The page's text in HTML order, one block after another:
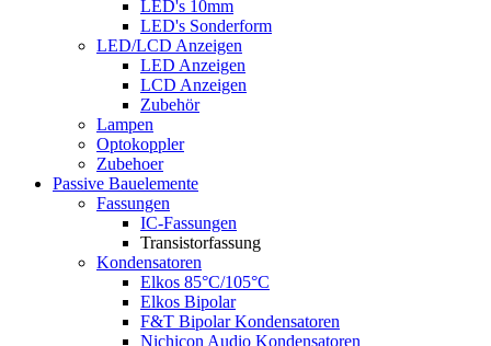
LED's 10mm
LED's Sonderform
LED/LCD Anzeigen
LED Anzeigen
LCD Anzeigen
Zubehör
Lampen
Optokoppler
Zubehoer
Passive Bauelemente
Fassungen
IC-Fassungen
Transistorfassung
Kondensatoren
Elkos 85°C/105°C
Elkos Bipolar
F&T Bipolar Kondensatoren
Nichicon Audio Kondensatoren